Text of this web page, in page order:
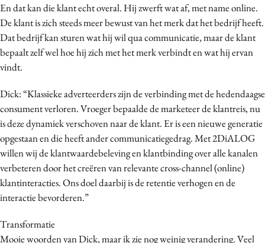
Purpose Marketing
Reputatie & crisis
En dat kan die klant echt overal. Hij zwerft wat af, met name online.
De klant is zich steeds meer bewust van het merk dat het bedrijf heeft.
Dat bedrijf kan sturen wat hij wil qua communicatie, maar de klant
bepaalt zelf wel hoe hij zich met het merk verbindt en wat hij ervan
vindt.
Dick: “Klassieke adverteerders zijn de verbinding met de hedendaagse
consument verloren. Vroeger bepaalde de marketeer de klantreis, nu
is deze dynamiek verschoven naar de klant. Er is een nieuwe generatie
opgestaan en die heeft ander communicatiegedrag. Met 2DiALOG
willen wij de klantwaardebeleving en klantbinding over alle kanalen
verbeteren door het creëren van relevante cross-channel (online)
klantinteracties. Ons doel daarbij is de retentie verhogen en de
interactie bevorderen.”
Transformatie
Mooie woorden van Dick, maar ik zie nog weinig verandering. Veel